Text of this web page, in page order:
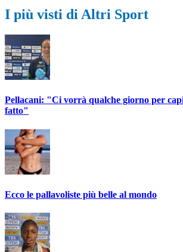
I più visti di Altri Sport
Pellacani: "Ci vorrà qualche giorno per
fatto"
Ecco le pallavoliste più belle al mondo